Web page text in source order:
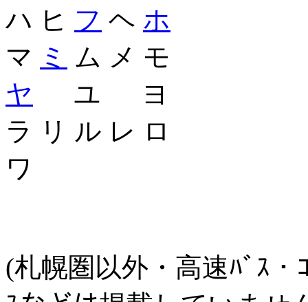
ハ ヒ フ ヘ ホ
マ ミ ム メ モ
ヤ ユ ヨ
ラ リ ル レ ロ
ワ
(札幌圏以外・高速ﾊﾞｽ・